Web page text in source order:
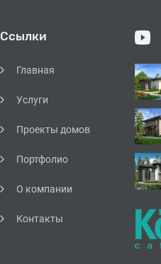
Ссылки
Главная
Услуги
Проекты домов
Портфолио
О компании
Контакты